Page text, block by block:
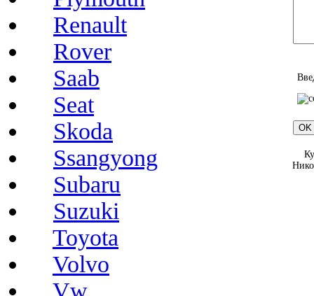
Renault
Rover
Saab
Seat
Skoda
Ssangyong
Subaru
Suzuki
Toyota
Volvo
Vw